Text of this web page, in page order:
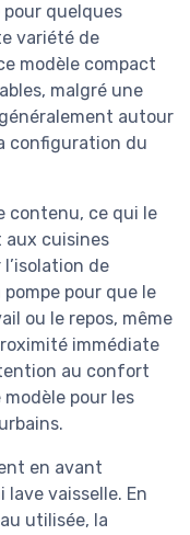
pour quelques
variété de
modèle compact
malgré une
autour
configuration du
contenu, ce qui le
aux cuisines
de
pour que le
ou le repos, même
immédiate
au confort
pour les
en avant
lave vaisselle. En
utilisée, la